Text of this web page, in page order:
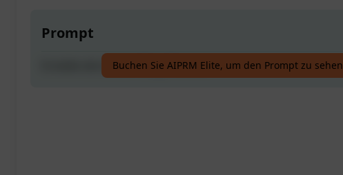
Prompt
Erstelle die besten Blog-Themen
Buchen Sie AIPRM Elite, um den Prompt zu sehen